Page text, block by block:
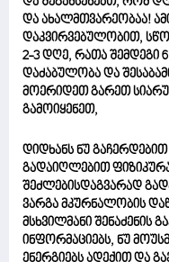
და ახალმთვარეობაა!
დაკვირვებულობით,
2-3 დღე, რათა შემდეგი
დაძაბულობა და
მოერიდეთ გარეთ
გამოიყენეთ,
დიდხანს ნუ
გადაიღლებით
შეძლებისდაგვარად
ვარგა მკურნალობის
მსხვილმანი შენაძენის
ინფორმაციებს, ნუ
ენერგიებს ადექით და